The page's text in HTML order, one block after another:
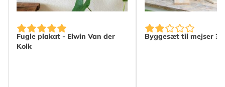
Materiale Porcelæn
Fugle plakat - Elwin Van der
Kolk
Byggesæt til mejser 32